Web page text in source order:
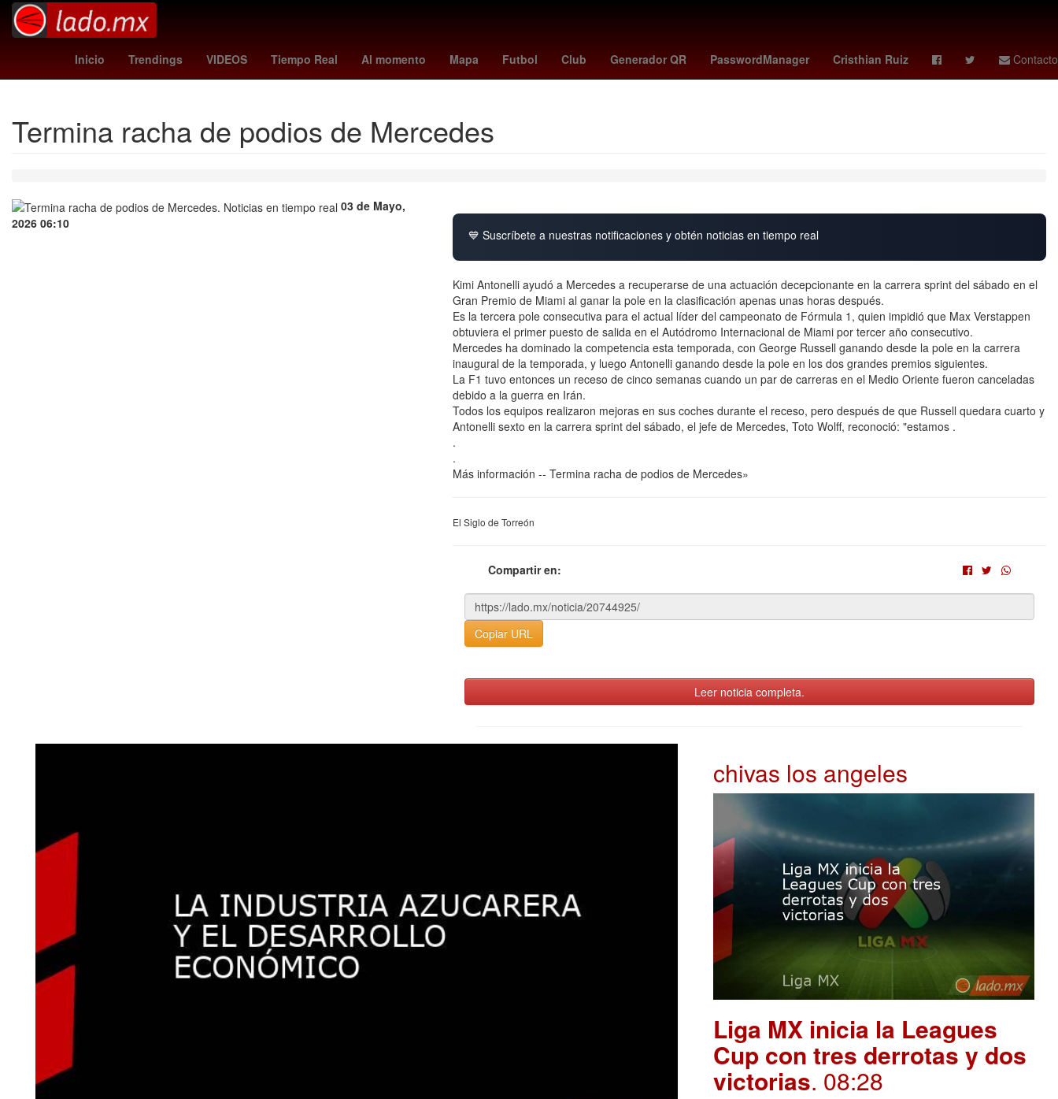
Inicio Trendings VIDEOS Tiempo Real Al momento Mapa Futbol Club Generador QR PasswordManager Cristhian Ruiz Contacto
China Calzada Zavaleta vincular linea Aguascalientes Senador Perú Pago Brasil Argentina Scotiabank
Termina racha de podios de Mercedes
03 de Mayo,
2026 06:10
💙 Suscríbete a nuestras notificaciones y obtén noticias en tiempo real
Kimi Antonelli ayudó a Mercedes a recuperarse de una actuación decepcionante en la carrera sprint del sábado en el
Gran Premio de Miami al ganar la pole en la clasificación apenas unas horas después.
Es la tercera pole consecutiva para el actual líder del campeonato de Fórmula 1, quien impidió que Max Verstappen
obtuviera el primer puesto de salida en el Autódromo Internacional de Miami por tercer año consecutivo.
Mercedes ha dominado la competencia esta temporada, con George Russell ganando desde la pole en la carrera
inaugural de la temporada, y luego Antonelli ganando desde la pole en los dos grandes premios siguientes.
La F1 tuvo entonces un receso de cinco semanas cuando un par de carreras en el Medio Oriente fueron canceladas
debido a la guerra en Irán.
Todos los equipos realizaron mejoras en sus coches durante el receso, pero después de que Russell quedara cuarto y
Antonelli sexto en la carrera sprint del sábado, el jefe de Mercedes, Toto Wolff, reconoció: "estamos .
.
.
Más información -- Termina racha de podios de Mercedes»
El Siglo de Torreón
Compartir en:
Copiar URL
Leer noticia completa.
chivas los angeles
Liga MX inicia la Leagues
Cup con tres derrotas y dos
victorias. 08:28